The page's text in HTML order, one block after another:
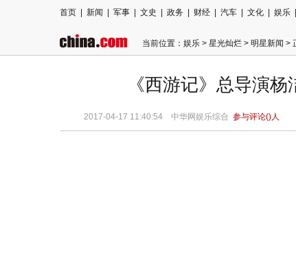
首页 新闻 军事 文史 政务 财经 汽车 文化 娱乐
当前位置： 娱乐 > 星光灿烂 > 明星新闻 >
《西游记》总导演
2017-04-17 11:40:54 中华网娱乐综合 参与评论()人